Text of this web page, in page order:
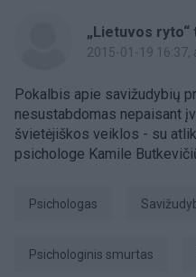
„Lietuvos ryto“
2015-01-19 16:37,
Pokalbis apie savižudybių
nesustabdomas nepaisant
švietėjiškos veiklos - su
psichologe Kamile
Psichologas
psichologinis smurtas